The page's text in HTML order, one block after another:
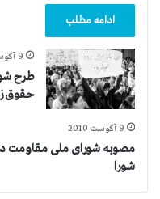
ادامه مطلب
9 آگوست 2010
طرح
حقوق
9 آگوست 2010
مصوبه شورای ملی مقاومت
شورا